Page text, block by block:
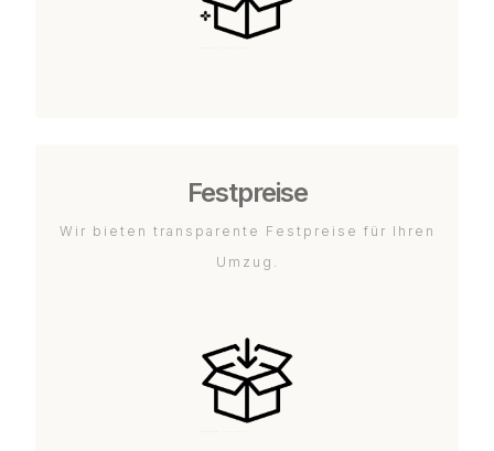
Festpreise
Wir bieten transparente Festpreise für Ihren
Umzug.